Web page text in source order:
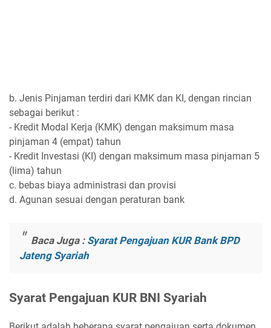
b. Jenis Pinjaman terdiri dari KMK dan KI, dengan rincian
sebagai berikut :
- Kredit Modal Kerja (KMK) dengan maksimum masa
pinjaman 4 (empat) tahun
- Kredit Investasi (KI) dengan maksimum masa pinjaman 5
(lima) tahun
c. bebas biaya administrasi dan provisi
d. Agunan sesuai dengan peraturan bank
Baca Juga : Syarat Pengajuan KUR Bank BPD
Jateng Syariah
Syarat Pengajuan KUR BNI Syariah